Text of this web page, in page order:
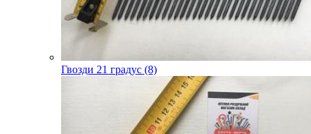
Гвозди 21 градус (8)